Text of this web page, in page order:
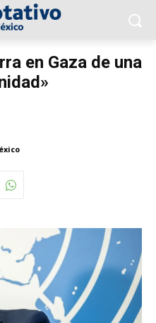
en Gaza de una